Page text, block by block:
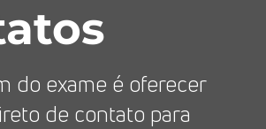
do exame é oferecer
de contato para